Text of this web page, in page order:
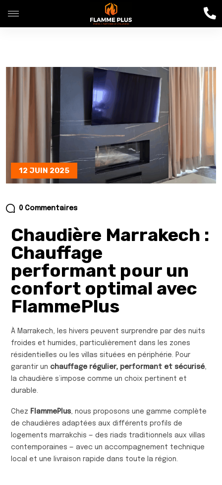
12 JUIN 2025
0 Commentaires
Chaudière Marrakech :
Chauffage
performant pour un
confort optimal avec
FlammePlus
À Marrakech, les hivers peuvent surprendre par des nuits
froides et humides, particulièrement dans les zones
résidentielles ou les villas situées en périphérie. Pour
garantir un chauffage régulier, performant et sécurisé
la chaudière s’impose comme un choix pertinent et
durable.
Chez FlammePlus , nous proposons une gamme complète
de chaudières adaptées aux différents profils de
logements marrakchis — des riads traditionnels aux villas
contemporaines — avec un accompagnement technique
local et une livraison rapide dans toute la région.